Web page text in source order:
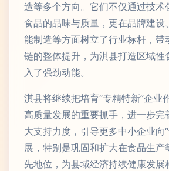
造等多个方向。它们不仅通过技术
食品的品味与质量，更在品牌建设
能制造等方面树立了行业标杆，带
链的整体提升，为淇县打造区域性
入了强劲动能。
淇县将继续把培育“专精特新”企业
高质量发展的重要抓手，进一步完
大支持力度，引导更多中小企业向
展，特别是巩固和扩大在食品生产
先地位，为县域经济持续健康发展